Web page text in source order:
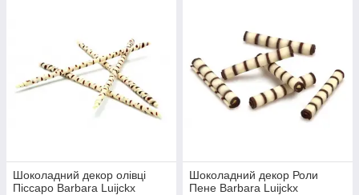
Шоколадний декор олівці
Піссаро Barbara Luijckx
Шоколадний декор Роли
Пене Barbara Luijckx